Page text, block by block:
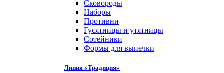
Сковороды
Наборы
Противни
Гусятницы и утятницы
Сотейники
Формы для выпечки
Линия «Традиция»